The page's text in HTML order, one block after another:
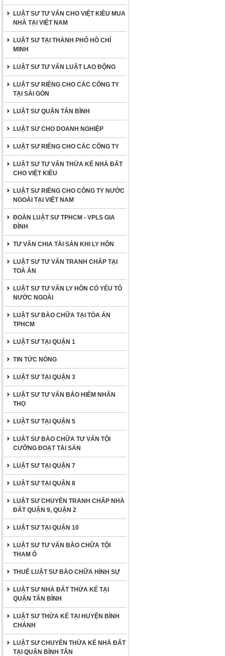
LUẬT SƯ TƯ VẤN CHO VIỆT KIỀU MUA
NHÀ TẠI VIỆT NAM
LUẬT SƯ TẠI THÀNH PHỐ HỒ CHÍ
MINH
LUẬT SƯ TƯ VẤN LUẬT LAO ĐỘNG
LUẬT SƯ RIÊNG CHO CÁC CÔNG TY
TẠI SÀI GÒN
LUẬT SƯ QUẬN TÂN BÌNH
LUẬT SƯ CHO DOANH NGHIỆP
LUẬT SƯ RIÊNG CHO CÁC CÔNG TY
LUẬT SƯ TƯ VẤN THỪA KẾ NHÀ ĐẤT
CHO VIỆT KIỀU
LUẬT SƯ RIÊNG CHO CÔNG TY NƯỚC
NGOÀI TẠI VIỆT NAM
ĐOÀN LUẬT SƯ TPHCM - VPLS GIA
ĐÌNH
TƯ VẤN CHIA TÀI SẢN KHI LY HÔN
LUẬT SƯ TƯ VẤN TRANH CHẤP TẠI
TOÀ ÁN
LUẬT SƯ TƯ VẤN LY HÔN CÓ YẾU TỐ
NƯỚC NGOÀI
LUẬT SƯ BÀO CHỮA TẠI TÒA ÁN
TPHCM
LUẬT SƯ TẠI QUẬN 1
TIN TỨC NÓNG
LUẬT SƯ TẠI QUẬN 3
LUẬT SƯ TƯ VẤN BẢO HIỂM NHÂN
THỌ
LUẬT SƯ TẠI QUẬN 5
LUẬT SƯ BÀO CHỮA TƯ VẤN TỘI
CƯỠNG ĐOẠT TÀI SẢN
LUẬT SƯ TẠI QUẬN 7
LUẬT SƯ TẠI QUẬN 8
LUẬT SƯ CHUYÊN TRANH CHẤP NHÀ
ĐẤT QUẬN 9, QUẬN 2
LUẬT SƯ TẠI QUẬN 10
LUẬT SƯ TƯ VẤN BÀO CHỮA TỘI
THAM Ô
THUÊ LUẬT SƯ BÀO CHỮA HÌNH SỰ
LUẬT SƯ NHÀ ĐẤT THỪA KẾ TẠI
QUẬN TÂN BÌNH
LUẬT SƯ THỪA KẾ TẠI HUYỆN BÌNH
CHÁNH
LUẬT SƯ CHUYÊN THỪA KẾ NHÀ ĐẤT
TẠI QUẬN BÌNH TÂN